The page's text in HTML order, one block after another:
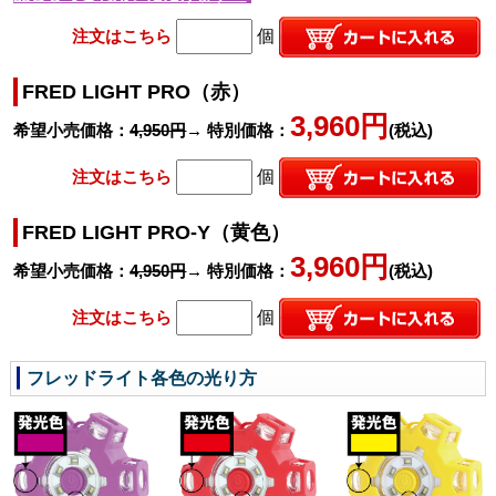
注文はこちら 個
FRED LIGHT PRO（赤）
希望小売価格：4,950円→ 特別価格：3,960円(税込)
注文はこちら 個
FRED LIGHT PRO-Y（黄色）
希望小売価格：4,950円→ 特別価格：3,960円(税込)
注文はこちら 個
フレッドライト各色の光り方